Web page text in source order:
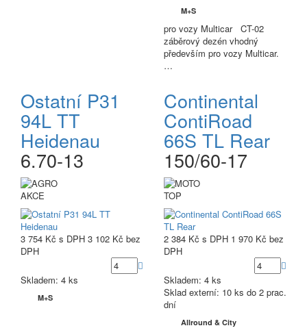
M+S
pro vozy Multicar CT-02
záběrový dezén vhodný
především pro vozy Multicar.
…
Ostatní P31
94L TT
Heidenau
6.70-13
AKCE
3 754 Kč s DPH 3 102 Kč bez
DPH
Skladem: 4 ks
M+S
Continental
ContiRoad
66S TL Rear
150/60-17
TOP
2 384 Kč s DPH 1 970 Kč bez
DPH
Skladem: 4 ks
Sklad externí: 10 ks do 2 prac.
dní
Allround & City